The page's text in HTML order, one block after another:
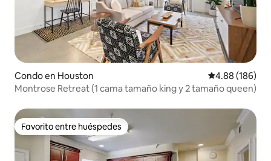
Condo en Houston Calificación
4.88 (186)
Montrose Retreat (1 cama tamaño king y 2 tamaño queen)
Favorito entre huéspedes
Favorito entre huéspedes